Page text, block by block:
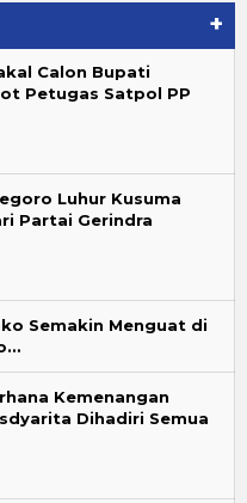
+
Calon Bupati
Petugas Satpol PP
Luhur Kusuma
Partai Gerindra
Semakin Menguat di
Kemenangan
Dihadiri Semua